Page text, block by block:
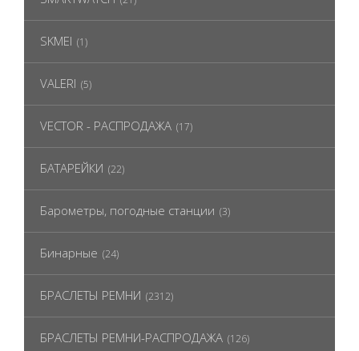
SKMEI (1)
VALERI (5)
VECTOR - РАСПРОДАЖА (17)
БАТАРЕЙКИ (22)
Барометры, погодные станции (3)
Бинарные (24)
БРАСЛЕТЫ РЕМНИ (2312)
БРАСЛЕТЫ РЕМНИ-РАСПРОДАЖА (126)